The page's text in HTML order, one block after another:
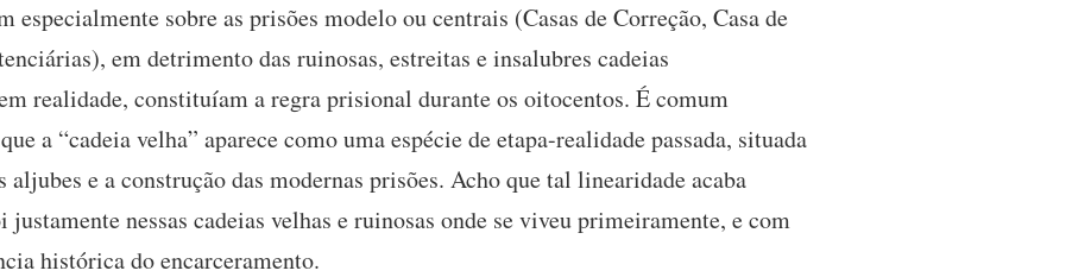
especialmente sobre as prisões modelo ou centrais (Casas de Correção, Casa de
em detrimento das ruinosas, estreitas e insalubres cadeias
realidade, constituíam a regra prisional durante os oitocentos. É comum
a “cadeia velha” aparece como uma espécie de etapa-realidade passada, situada
aljubes e a construção das modernas prisões. Acho que tal linearidade acaba
justamente nessas cadeias velhas e ruinosas onde se viveu primeiramente, e com
histórica do encarceramento.